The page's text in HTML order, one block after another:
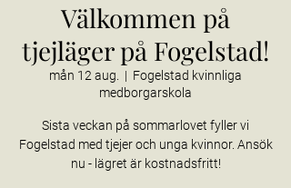
Välkommen på
tjejläger på Fogelstad!
mån 12 aug.
  |
Fogelstad kvinnliga
medborgarskola
Sista veckan på sommarlovet fyller vi
Fogelstad med tjejer och unga kvinnor. Ansök
nu - lägret är kostnadsfritt!